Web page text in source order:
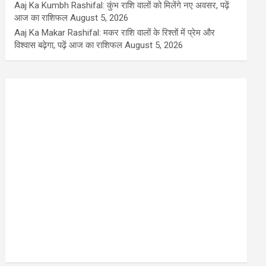
Aaj Ka Kumbh Rashifal: कुंभ राशि वालों को मिलेंगे नए अवसर, पढ़ें
आज का राशिफल August 5, 2026
Aaj Ka Makar Rashifal: मकर राशि वालों के रिश्तों में प्रेम और
विश्वास बढ़ेगा, पढ़ें आज का राशिफल August 5, 2026